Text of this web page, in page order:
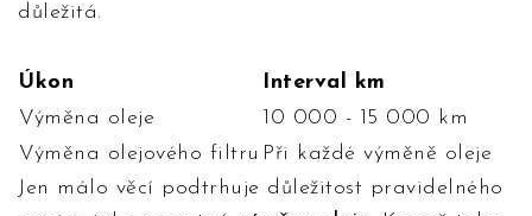
důležitá.
Úkon
Interval km
Výměna oleje
10 000 - 15 000 km
Výměna olejového filtru Při každé výměně oleje
Jen málo věcí podtrhuje důležitost pravidelného